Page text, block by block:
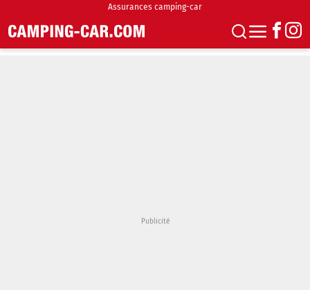
Assurances camping-car